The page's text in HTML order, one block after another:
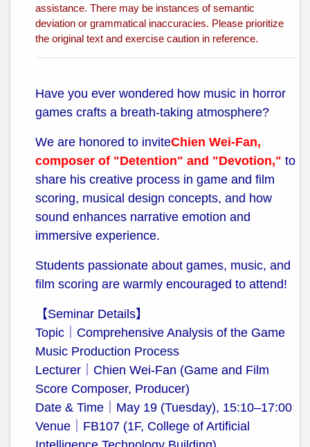
assistance. There may be instances of semantic
deviation or grammatical inaccuracies. Please prioritize
the original text and exercise caution in reference.
Have you ever wondered how music in horror
games crafts a breath-taking atmosphere?
We are honored to inviteChien Wei-Fan,
composer of "Detention" and "Devotion," to
share his creative process in game and film
scoring, musical design concepts, and how
sound enhances narrative emotion and
immersive experience.
Students passionate about games, music, and
film scoring are warmly encouraged to attend!
【Seminar Details】
Topic｜Comprehensive Analysis of the Game
Music Production Process
Lecturer｜Chien Wei-Fan (Game and Film
Score Composer, Producer)
Date & Time｜May 19 (Tuesday), 15:10–17:00
Venue｜FB107 (1F, College of Artificial